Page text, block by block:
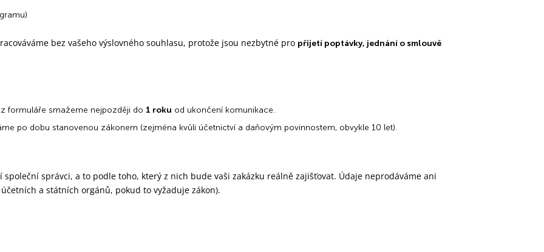
bez vašeho výslovného souhlasu, protože jsou nezbytné pro přijetí poptávky, jednání o smlouvě
formuláře smažeme nejpozději do 1 roku od ukončení komunikace.
po dobu stanovenou zákonem (zejména kvůli účetnictví a daňovým povinnostem, obvykle 10 let).
správci, a to podle toho, který z nich bude vaši zakázku reálně zajišťovat. Údaje neprodáváme ani
a státních orgánů, pokud to vyžaduje zákon).